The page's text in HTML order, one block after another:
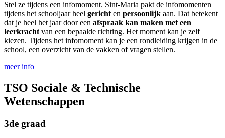
Stel ze tijdens een infomoment. Sint-Maria pakt de infomomenten
tijdens het schooljaar heel gericht en persoonlijk aan. Dat betekent
dat je heel het jaar door een afspraak kan maken met een
leerkracht van een bepaalde richting. Het moment kan je zelf
kiezen. Tijdens het infomoment kan je een rondleiding krijgen in de
school, een overzicht van de vakken of vragen stellen.
meer info
TSO Sociale & Technische
Wetenschappen
3de graad